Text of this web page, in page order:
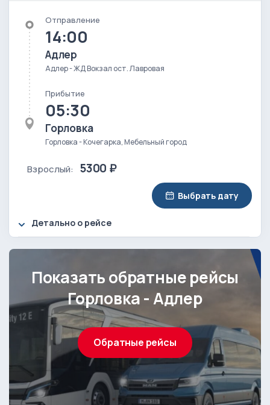
Отправление
14:00
Адлер
Адлер - ЖД Вокзал ост. Лавровая
Прибытие
05:30
Горловка
Горловка - Кочегарка, Мебельный город
Взрослый: 5300 ₽
Выбрать дату
Детально о рейсе
Показать обратные рейсы
Горловка - Адлер
Обратные рейсы